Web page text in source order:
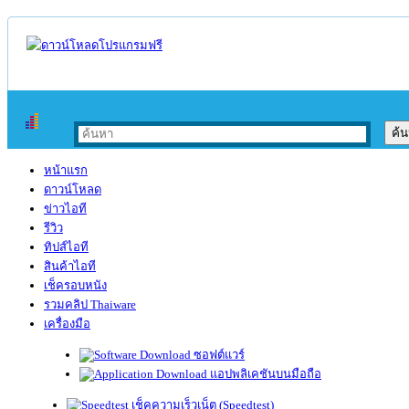
หน้าแรก
ดาวน์โหลด
ข่าวไอที
รีวิว
ทิปส์ไอที
สินค้าไอที
เช็ครอบหนัง
รวมคลิป Thaiware
เครื่องมือ
ซอฟต์แวร์
แอปพลิเคชันบนมือถือ
เช็คความเร็วเน็ต (Speedtest)